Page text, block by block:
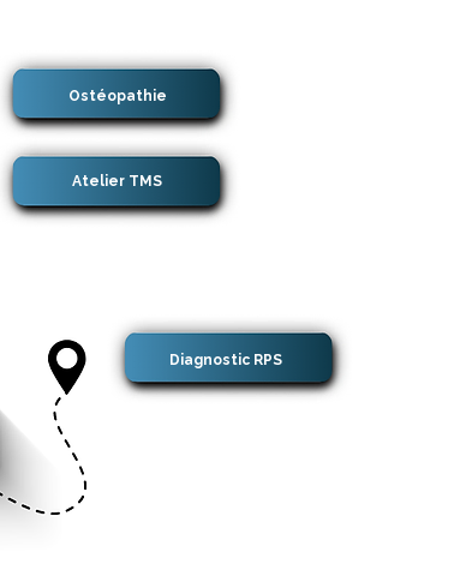
Atelier TMS
Diagnostic RPS
Ostéopathie